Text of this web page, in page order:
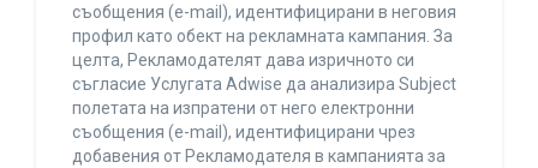
съобщения (e-mail), идентифицирани в неговия
профил като обект на рекламната кампания. За
целта, Рекламодателят дава изричното си
съгласие Услугата Adwise да анализира Subject
полетата на изпратени от него електронни
съобщения (e-mail), идентифицирани чрез
добавения от Рекламодателя в кампанията за